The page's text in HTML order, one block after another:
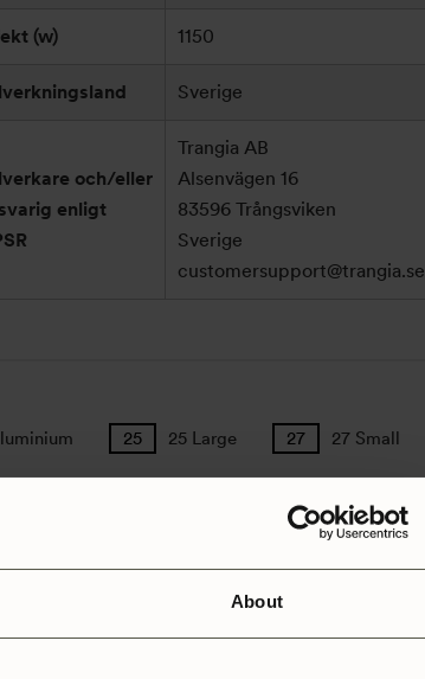
About
(w) 1150
Sverige
och/eller
enligt
Trangia AB
Alsenvägen 16
83596 Trångsviken
Sverige
customersupport@trangia.se
25 Large 27 Small